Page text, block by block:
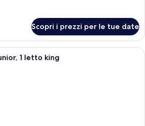
Scopri i prezzi per le tue date
Una camera d'albergo moderna con
1 letto king